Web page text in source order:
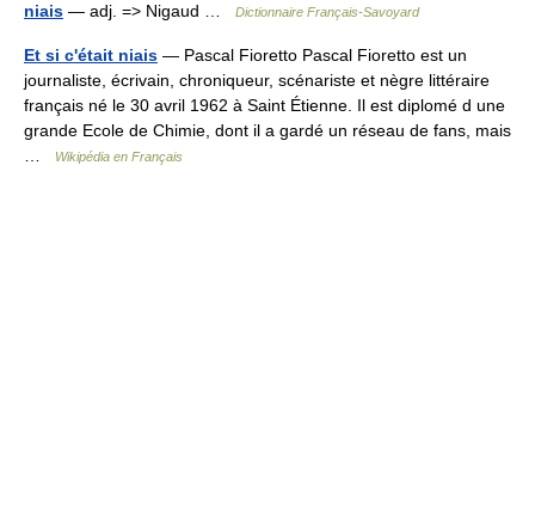
niais — adj. => Nigaud … Dictionnaire Français-Savoyard
Et si c'était niais — Pascal Fioretto Pascal Fioretto est un
journaliste, écrivain, chroniqueur, scénariste et nègre littéraire
français né le 30 avril 1962 à Saint Étienne. Il est diplomé d une
grande Ecole de Chimie, dont il a gardé un réseau de fans, mais
Wikipédia en Français